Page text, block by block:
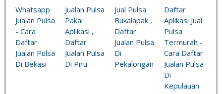
Whatsapp
Jualan Pulsa
- Cara
Daftar
Jualan Pulsa
Di Bekasi
Jualan Pulsa
Pakai
Aplikasi ,
Daftar
Jualan Pulsa
Di Piru
Jual Pulsa
Bukalapak ,
Daftar
Jualan Pulsa
Di
Pekalongan
Daftar
Aplikasi Jual
Pulsa
Termurah -
Cara Daftar
Jualan Pulsa
Di
Kepulauan